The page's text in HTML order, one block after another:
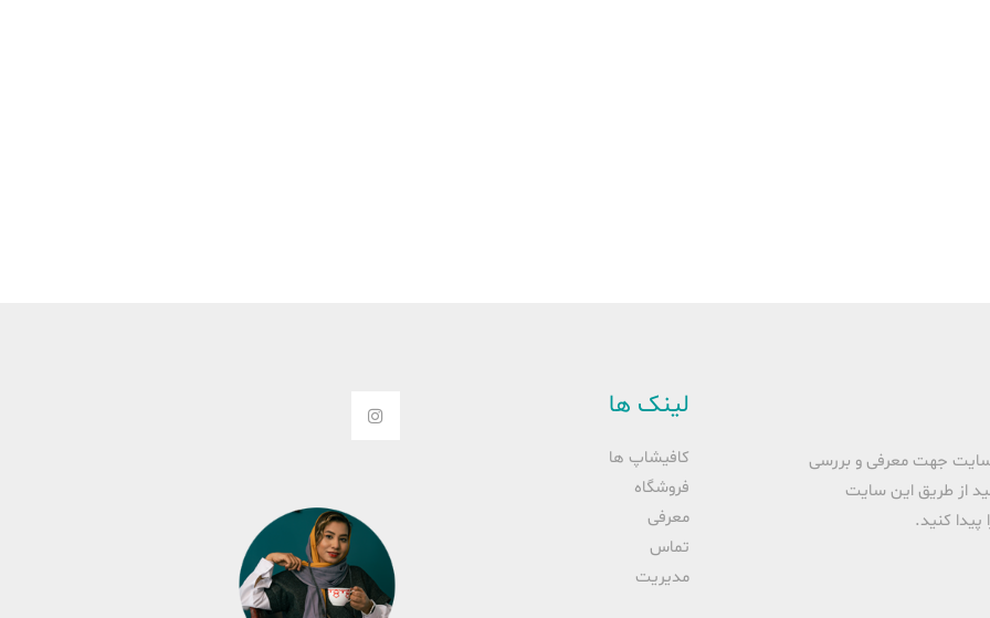
لینک ها
کافیشاپ ها
فروشگاه
معرفی
تماس
مدیریت
سایت جهت معرفی و بررسی
از طریق این سایت
پیدا کنید.